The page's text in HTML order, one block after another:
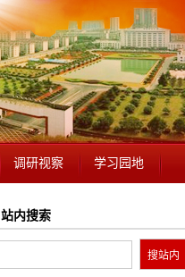
调研视察 学习园地
站内搜索